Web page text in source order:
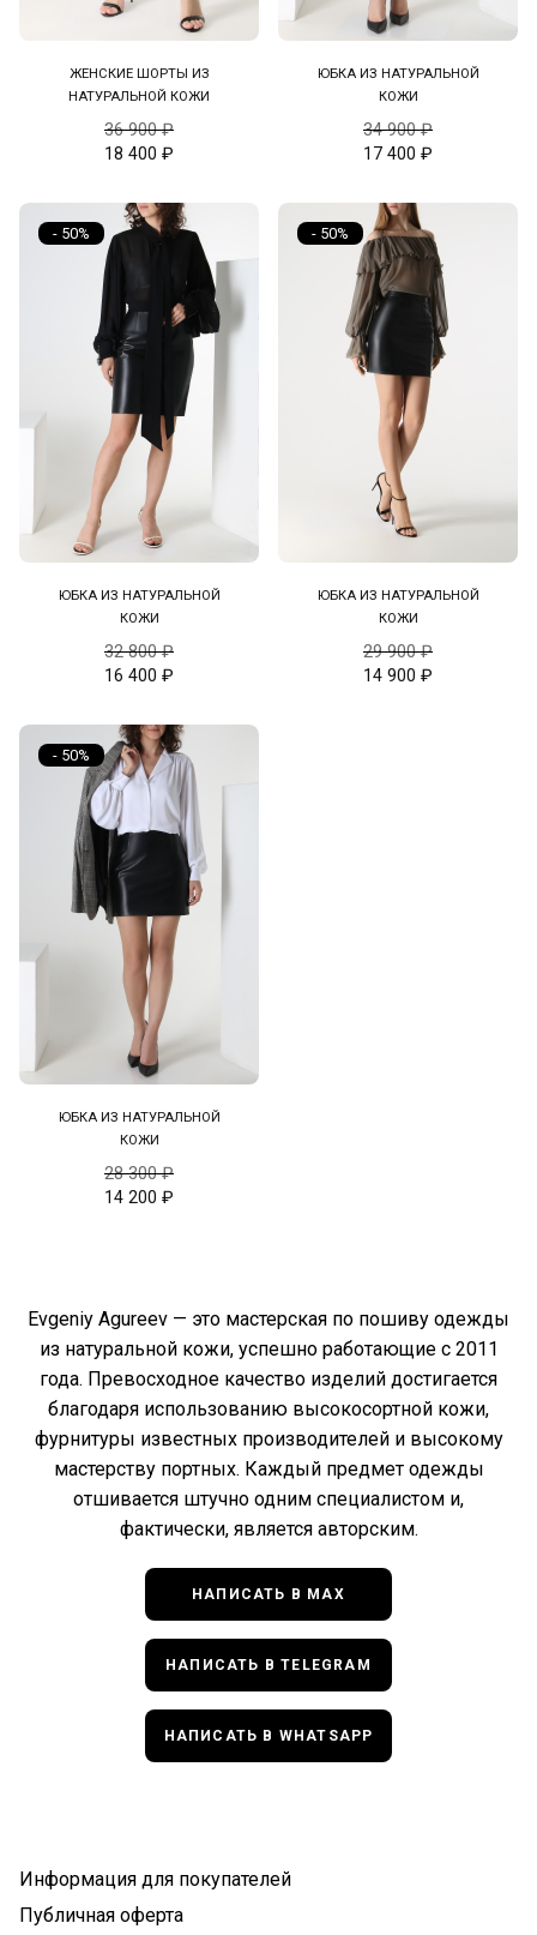
ЖЕНСКИЕ ШОРТЫ ИЗ
НАТУРАЛЬНОЙ КОЖИ
36 900₽
18 400 ₽
ЮБКА ИЗ НАТУРАЛЬНОЙ
КОЖИ
34 900₽
17 400 ₽
- 50%
ЮБКА ИЗ НАТУРАЛЬНОЙ
КОЖИ
32 800₽
16 400 ₽
- 50%
ЮБКА ИЗ НАТУРАЛЬНОЙ
КОЖИ
29 900₽
14 900 ₽
- 50%
ЮБКА ИЗ НАТУРАЛЬНОЙ
КОЖИ
28 300₽
14 200 ₽
Evgeniy Agureev — это мастерская по пошиву одежды
из натуральной кожи, успешно работающие с 2011
года. Превосходное качество изделий достигается
благодаря использованию высокосортной кожи,
фурнитуры известных производителей и высокому
мастерству портных. Каждый предмет одежды
отшивается штучно одним специалистом и,
фактически, является авторским.
НАПИСАТЬ В MAX
НАПИСАТЬ В TELEGRAM
НАПИСАТЬ В WHATSAPP
Информация для покупателей
Публичная оферта